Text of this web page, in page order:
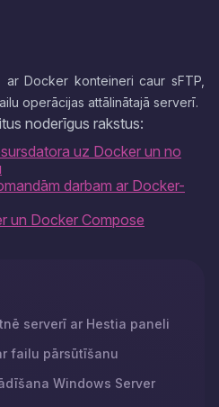
Docker konteineri caur sFTP,
operācijas attālinātajā serverī.
noderīgus rakstus:
uz Docker un no
darbam ar Docker-
un Docker Compose
serverī ar Hestia paneli
failu pārsūtīšanu
Windows Server